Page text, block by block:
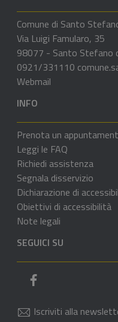
Comune di Santo
Via Luigi Famularo, 35
98077 - Santo Stefano
0921/331110
Webmail
INFO
Prenota un
Leggi le FAQ
Richiedi assistenza
Segnala disservizio
Dichiarazione di
Obiettivi di accessibilità
Note legali
SEGUICI SU
Iscriviti alla